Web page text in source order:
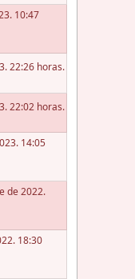
10:47
22:26 horas.
22:02 horas.
14:05
de 2022.
18:30